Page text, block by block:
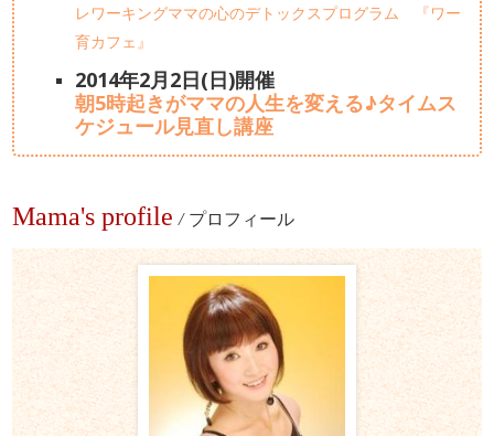
レワーキングママの心のデトックスプログラム 『ワー
育カフェ』
2014年2月2日(日)開催
朝5時起きがママの人生を変える♪タイムス
ケジュール見直し講座
Mama's profile / プロフィール